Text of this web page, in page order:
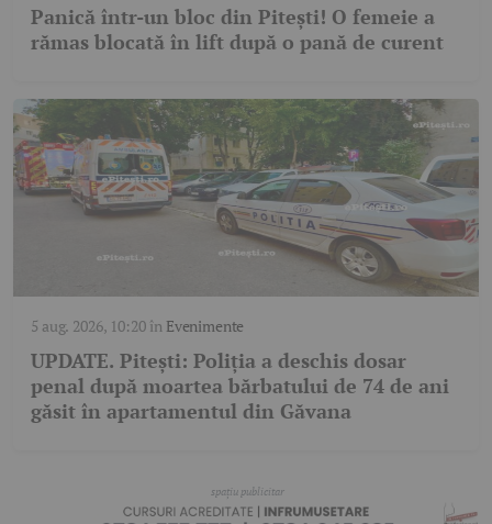
Panică într-un bloc din Pitești! O femeie a
rămas blocată în lift după o pană de curent
5 aug. 2026, 10:20în Evenimente
UPDATE. Pitești: Poliția a deschis dosar
penal după moartea bărbatului de 74 de ani
găsit în apartamentul din Găvana